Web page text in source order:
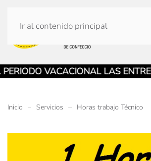
Ir al contenido principal
VACACIONAL LAS
Inicio Servicios Horas trabajo Técnico